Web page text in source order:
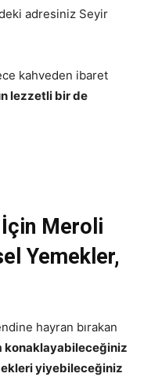
adresiniz Seyir
kahveden ibaret
lezzetli bir de
İçin Meroli
Yemekler,
hayran bırakan
konaklayabileceğiniz
yiyebileceğiniz